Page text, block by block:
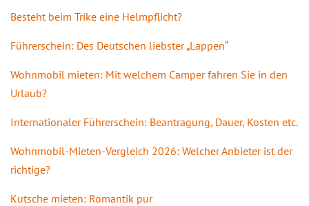
Besteht beim Trike eine Helmpflicht?
Führerschein: Des Deutschen liebster „Lappen“
Wohnmobil mieten: Mit welchem Camper fahren Sie in den
Urlaub?
Internationaler Führerschein: Beantragung, Dauer, Kosten etc.
Wohnmobil-Mieten-Vergleich 2026: Welcher Anbieter ist der
richtige?
Kutsche mieten: Romantik pur